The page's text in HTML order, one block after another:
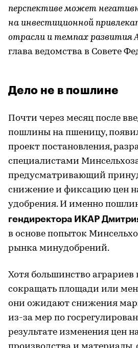
перспективе может
на инвестиционной
отрасли и темпах развития
глава ведомства в Совете
Дело не в пошлине
Почти через месяц после
пошлины на пшеницу,
проект постановления,
специалистами
предусматривающий
снижение и фиксацию цен
удобрения. И именно
гендиректора ИКАР
в основе попыток
рынка минудобрений.
Хотя большинство аграриев
сокращать площади или
они ожидают снижения
из-за мер по
результате изменения цен